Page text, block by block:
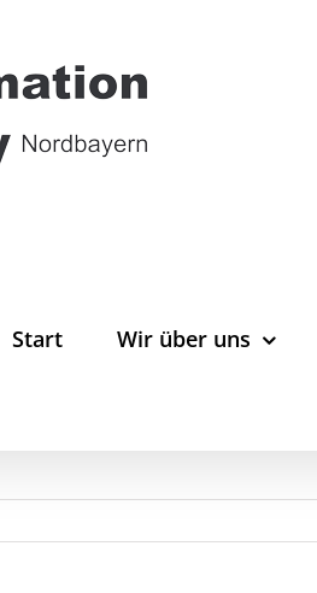
Start Wir über uns